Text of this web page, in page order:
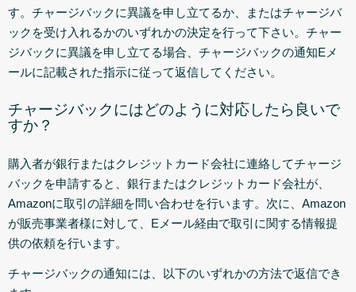
す。チャージバックに異議を申し立てるか、またはチャージバ
ックを受け入れるかのいずれかの決定を行って下さい。チャー
ジバックに異議を申し立てる場合、チャージバックの通知Eメ
ールに記載された指示に従って返信してください。
チャージバックにはどのように対応したら良いで
すか？
購入者が銀行またはクレジットカード会社に連絡してチャージ
バックを申請すると、銀行またはクレジットカード会社が、
Amazonに取引の詳細を問い合わせを行います。次に、Amazon
が販売事業者様に対して、Eメール経由で取引に関する情報提
供の依頼を行います。
チャージバックの通知には、以下のいずれかの方法で返信でき